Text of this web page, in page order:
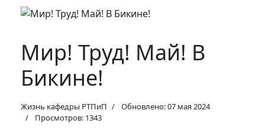
Мир! Труд! Май! В
Бикине!
Жизнь кафедры РТПиП
Обновлено: 07 мая 2024
Просмотров: 1343